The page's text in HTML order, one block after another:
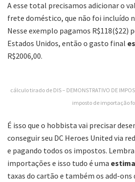
A esse total precisamos adicionar o
frete doméstico, que não foi incluído
Nesse exemplo pagamos R$118($22)
Estados Unidos, então o gasto final
R$2006,00.
cálculo tirado de DIS – DEMONSTRATIVO DE
imposto de importação
É isso que o hobbista vai precisar
conseguir seu DC Heroes United via
e pagando todos os impostos.
importações e isso tudo é uma
taxas do cartão e também os add-ons